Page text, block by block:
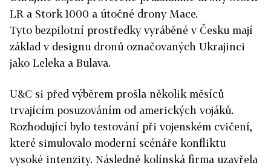
LR a Stork 1000 a útočné drony Mace.
Tyto bezpilotní prostředky vyráběné v Česku mají
základ v designu dronů označovaných Ukrajinci
jako Leleka a Bulava.
U&C si před výběrem prošla několik měsíců
trvajícím posuzováním od amerických vojáků.
Rozhodující bylo testování při vojenském cvičení,
které simulovalo moderní scénáře konfliktu
vysoké intenzity. Následně kolínská firma uzavřela